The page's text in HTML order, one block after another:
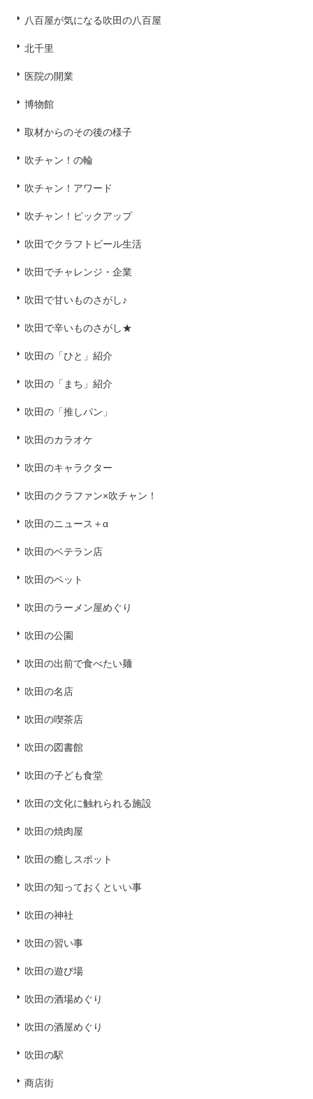
八百屋が気になる吹田の八百屋
北千里
医院の開業
博物館
取材からのその後の様子
吹チャン！の輪
吹チャン！アワード
吹チャン！ピックアップ
吹田でクラフトビール生活
吹田でチャレンジ・企業
吹田で甘いものさがし♪
吹田で辛いものさがし★
吹田の「ひと」紹介
吹田の「まち」紹介
吹田の「推しパン」
吹田のカラオケ
吹田のキャラクター
吹田のクラファン×吹チャン！
吹田のニュース＋α
吹田のベテラン店
吹田のペット
吹田のラーメン屋めぐり
吹田の公園
吹田の出前で食べたい麺
吹田の名店
吹田の喫茶店
吹田の図書館
吹田の子ども食堂
吹田の文化に触れられる施設
吹田の焼肉屋
吹田の癒しスポット
吹田の知っておくといい事
吹田の神社
吹田の習い事
吹田の遊び場
吹田の酒場めぐり
吹田の酒屋めぐり
吹田の駅
商店街